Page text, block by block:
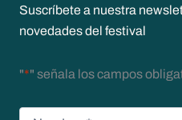
Suscríbete a nuestra
novedades del festival
"*" señala los campos